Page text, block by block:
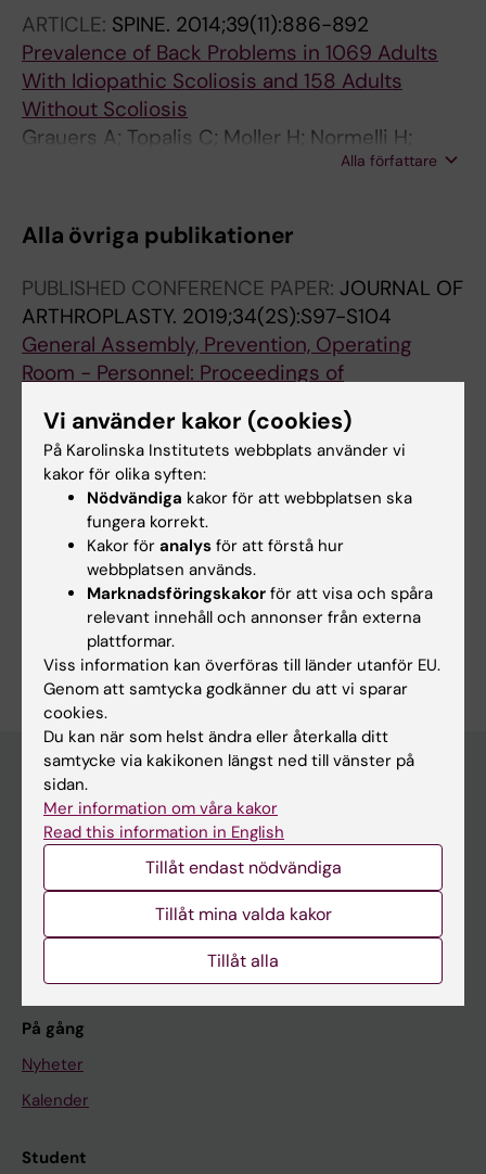
ARTICLE: SPINE. 2014;39(11):886-892
Prevalence of Back Problems in 1069 Adults
With Idiopathic Scoliosis and 158 Adults
Without Scoliosis
Grauers A; Topalis C; Moller H; Normelli H;
Karlsson MK; Danielsson A; Gerdhem PAlla författare
Alla övriga publikationer
PUBLISHED CONFERENCE PAPER: JOURNAL OF
ARTHROPLASTY. 2019;34(2S):S97-S104
General Assembly, Prevention, Operating
Room - Personnel: Proceedings of
Infections.
Baldini A; Blevins K; Del Gaizo D; Enke O;
Goswami K; Griffin W; Indelli PF; Jennison T;
Kenanidis E; Manner P; Patel R; Puhto T;
Sancheti P; Sharma R; Sharma R; Shetty R;
Sorial R; Talati N; Tarity TD; Tetsworth K; Topalis
C; Tsiridis E; W-Dahl A; Wilson M
Forskningsområden:
Ortopedi
Är du Christos Topalis?
Redigera din profil
Huvudmeny
Utbildning
Forskarutbildning
På gång
Nyheter
Kalender
Student
Vi använder kakor (cookies)
På Karolinska Institutets webbplats använder vi
kakor för olika syften:
Nödvändiga kakor för att webbplatsen ska
fungera korrekt.
Kakor för analys för att förstå hur
webbplatsen används.
Marknadsföringskakor för att visa och spåra
relevant innehåll och annonser från externa
plattformar.
Viss information kan överföras till länder utanför EU.
Genom att samtycka godkänner du att vi sparar
cookies.
Du kan när som helst ändra eller återkalla ditt
samtycke via kakikonen längst ned till vänster på
sidan.
Mer information om våra kakor
Read this information in English
Tillåt endast nödvändiga
Tillåt mina valda kakor
Tillåt alla